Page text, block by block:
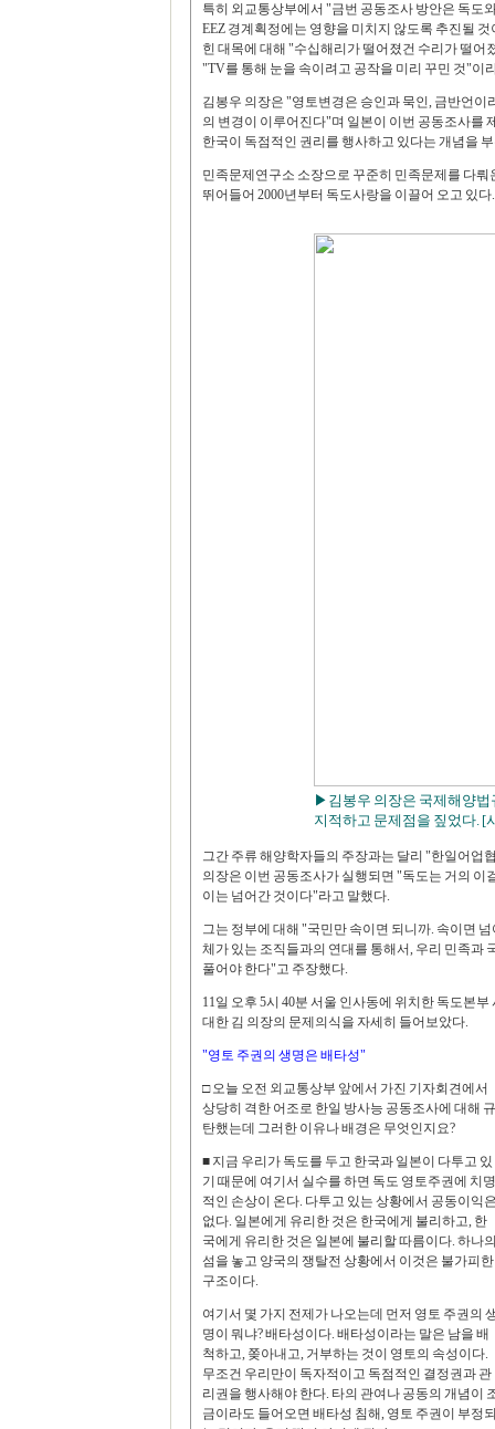
특히 외교통상부에서 "금번 공동조사 방안은 독도
EEZ 경계획정에는 영향을 미치지 않도록 추진될
힌 대목에 대해 "수십해리가 떨어졌건 수리가 떨
"TV를 통해 눈을 속이려고 공작을 미리 꾸민 것"이
김봉우 의장은 "영토변경은 승인과 묵인, 금반언
의 변경이 이루어진다"며 일본이 이번 공동조사를
한국이 독점적인 권리를 행사하고 있다는 개념을
민족문제연구소 소장으로 꾸준히 민족문제를 다
뛰어들어 2000년부터 독도사랑을 이끌어 오고 있다.
▶김봉우 의장은 국제해양법
지적하고 문제점을 짚었다. [
그간 주류 해양학자들의 주장과는 달리 "한일어업
의장은 이번 공동조사가 실행되면 "독도는 거의 이
이는 넘어간 것이다"라고 말했다.
그는 정부에 대해 "국민만 속이면 되니까. 속이면
체가 있는 조직들과의 연대를 통해서, 우리 민족과
풀어야 한다"고 주장했다.
11일 오후 5시 40분 서울 인사동에 위치한 독도본
대한 김 의장의 문제의식을 자세히 들어보았다.
"영토 주권의 생명은 배타성"
□ 오늘 오전 외교통상부 앞에서 가진 기자회견에서
상당히 격한 어조로 한일 방사능 공동조사에 대해 규
탄했는데 그러한 이유나 배경은 무엇인지요?
■ 지금 우리가 독도를 두고 한국과 일본이 다투고 있
기 때문에 여기서 실수를 하면 독도 영토주권에 치명
적인 손상이 온다. 다투고 있는 상황에서 공동이익
없다. 일본에게 유리한 것은 한국에게 불리하고, 한
국에게 유리한 것은 일본에 불리할 따름이다. 하나
섬을 놓고 양국의 쟁탈전 상황에서 이것은 불가피한
구조이다.
여기서 몇 가지 전제가 나오는데 먼저 영토 주권의
명이 뭐냐? 배타성이다. 배타성이라는 말은 남을 배
척하고, 쫒아내고, 거부하는 것이 영토의 속성이다.
무조건 우리만이 독자적이고 독점적인 결정권과 관
리권을 행사해야 한다. 타의 관여나 공동의 개념이
금이라도 들어오면 배타성 침해, 영토 주권이 부정